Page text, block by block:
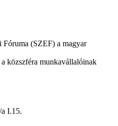
Fóruma (SZEF) a magyar
közszféra munkavállalóinak
I.15.